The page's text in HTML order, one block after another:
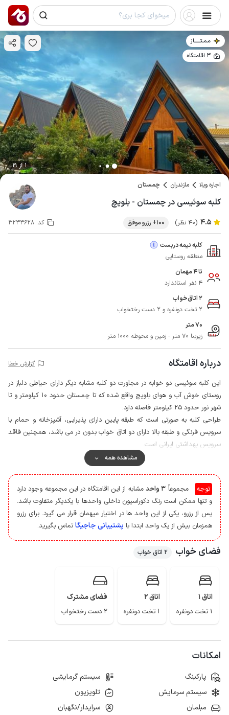
مـمـتــــــاز
3 اقامتگاه
1 از 19
اجاره ویلا مازندران چمستان
کلبه سوئیسی در چمستان - بلویچ
4.5 (40 نظر) 100+ رزرو موفق کد: 3233628
کلبه نیمه دربست
منطقه روستایی
تا 4 مهمان
4 نفر استاندارد
2 اتاق‌خواب
2 تخت دونفره و 2 دست رختخواب
70 متر
زیربنا 70 متر - زمین و محوطه 1000 متر
درباره اقامتگاه گزارش خطا
این کلبه سوئیسی دو خوابه در مجاورت دو کلبه مشابه دیگر دارای حیاطی دلباز در
روستای خوش آب و هوای بلویچ واقع شده که تا چمستان حدود 10 کیلومتر و تا
شهر نور حدود 25 کیلومتر فاصله دارد.
طراحی کلبه به صورتی است که طبقه پایین دارای پذیرایی، آشپزخانه و حمام با
سرویس فرنگی و طبقه بالا دارای دو اتاق خواب بدون در می باشد، همچنین فاقد
سرویس بهداشتی ایرانی است.
محوطه اطراف کلبه با دیوار محصور شده و میزبان نیز در همسایگی سکونت دارد،
همچنین به جهت حفظ امنیت بیشتر ورودی و حیاط مجهز به دوربین مداربسته
است.
در نظر داشته باشید ورودی و محوطه به صورت مشترک با ساکنین واحد دیگر
استفاده می گردد.
مهمانان گرامی می توانند برای تهیه مایحتاج روزانه خود از سوپرمارکت و نانوایی در
فاصله حدود 400 متر کلبه استفاده نمایند.
کیفیت پوشش شبکه تلفن همراه برای دو اپراتور همراه اول و ایرانسل در مکالمه
خوب و دسترسی به اینترنت به صورت 4g می باشد.
گردشگری اطراف این منطقه است.
مشاهده همه
توجه مجموعاً 3 واحد
مشابه از این اقامتگاه در این مجموعه وجود دارد
و تنها ممکن است رنگ دکوراسیون داخلی واحدها با یکدیگر متفاوت باشد.
پس از رزرو، یکی از این واحد ها در اختیار میهمان قرار می گیرد. برای رزرو
همزمان بیش از یک واحد ابتدا با پشتیبانی جاجیگا تماس بگیرید.
فضای خواب 2 اتاق خواب
اتاق 1
1 تخت دونفره
اتاق 2
1 تخت دونفره
فضای مشترک
2 دست رختخواب
امکانات
پارکینگ
سیستم گرمایشی
سیستم سرمایش
تلویزیون
مبلمان
سرایدار/نگهبان